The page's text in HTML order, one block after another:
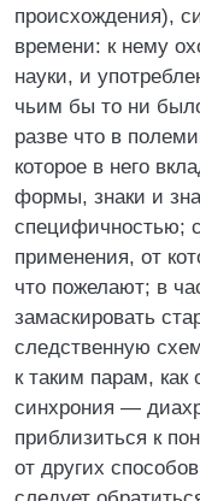
происхождения),
времени: к нему
науки, и
чьим бы то ни
разве что в
которое в него
формы, знаки и
специфичностью;
применения, от
что пожелают; в
замаскировать
следственную
к таким парам,
синхрония —
приблизиться к
от других